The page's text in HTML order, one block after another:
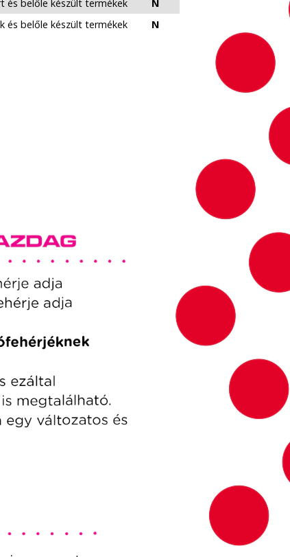
és belőle készült termékek
N
és belőle készült termékek
N